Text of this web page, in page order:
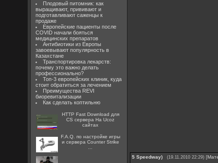
Плодовый питомник: как
выращивают, прививают и
подготавливают саженцы к
продаже
Европейские пациенты после
COVID начали бояться
медицинских препаратов
Антибиотики из Европы
завоевывают популярность в
Казахстане
Транспортировка лекарств:
почему это важно делать
профессионально?
Топ-3 европейских клиник, куда
стоит обратиться за лечением
Преимущества REVI
биоревитализации
Как сделать коптильню
HTTP Fast Download для
CS сервера На Ucoz
сайтах
F.A.Q. по настройке игры
и сервера Counter Strike
5 Speedway) (19.11.2010 22:29) [